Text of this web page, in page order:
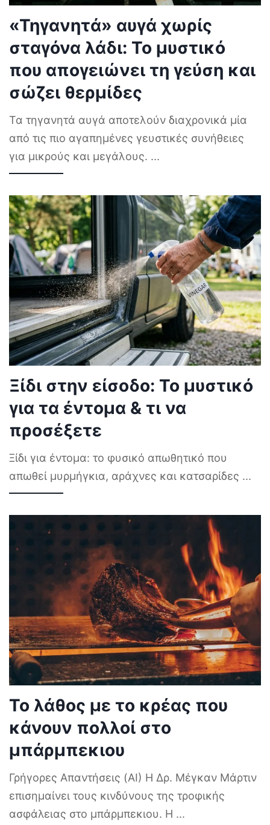
«Τηγανητά» αυγά χωρίς
σταγόνα λάδι: Το μυστικό
που απογειώνει τη γεύση και
σώζει θερμίδες
Τα τηγανητά αυγά αποτελούν διαχρονικά μία
από τις πιο αγαπημένες γευστικές συνήθειες
για μικρούς και μεγάλους. ...
Ξίδι στην είσοδο: Το μυστικό
για τα έντομα & τι να
προσέξετε
Ξίδι για έντομα: το φυσικό απωθητικό που
απωθεί μυρμήγκια, αράχνες και κατσαρίδες ...
Το λάθος με το κρέας που
κάνουν πολλοί στο
μπάρμπεκιου
Γρήγορες Απαντήσεις (AI) Η Δρ. Μέγκαν Μάρτιν
επισημαίνει τους κινδύνους της τροφικής
ασφάλειας στο μπάρμπεκιου. Η ...